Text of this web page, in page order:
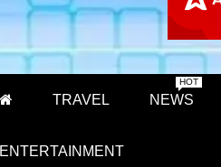
TRAVEL NEWS
HOT
ENTERTAINMENT